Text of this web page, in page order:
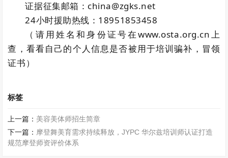
证据征集邮箱：china@zgks.net
24小时援助热线：18951853458
（请用姓名和身份证号在www.osta.org.cn上
查，看看自己的个人信息是否被用于培训骗补，冒领
证书）
标签
上一篇： 美容美体师招生简章
下一篇： 摩登舞美育需求持续释放，JYPC 华尔兹培训师认证打造
规范摩登师资评价体系